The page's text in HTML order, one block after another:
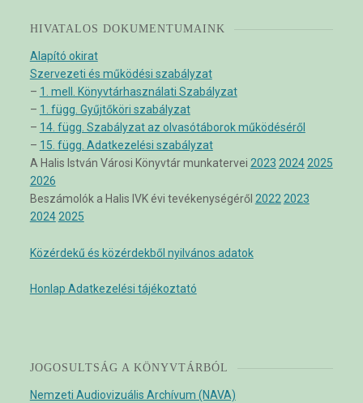
HIVATALOS DOKUMENTUMAINK
Alapító okirat
Szervezeti és működési szabályzat
– 1. mell. Könyvtárhasználati Szabályzat
– 1. függ. Gyűjtőköri szabályzat
– 14. függ. Szabályzat az olvasótáborok működéséről
– 15. függ. Adatkezelési szabályzat
A Halis István Városi Könyvtár munkatervei 2023 2024 2025
2026
Beszámolók a Halis IVK évi tevékenységéről 2022 2023
2024 2025
Közérdekű és közérdekből nyilvános adatok
Honlap Adatkezelési tájékoztató
JOGOSULTSÁG A KÖNYVTÁRBÓL
Nemzeti Audiovizuális Archívum (NAVA)